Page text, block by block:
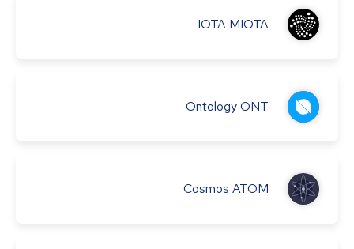
IOTA MIOTA
OntologyONT
Cosmos ATOM